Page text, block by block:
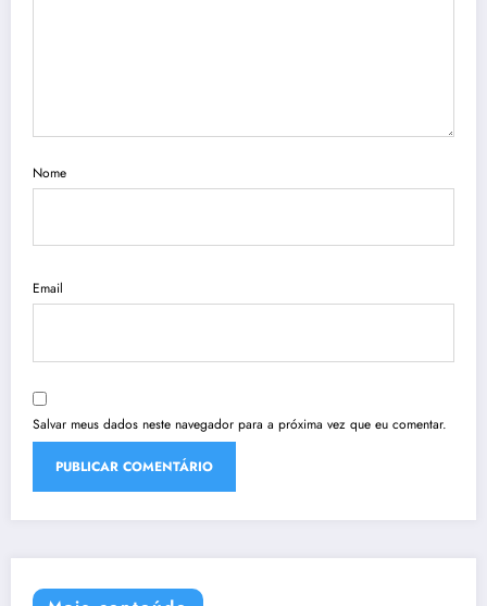
Nome
Email
Salvar meus dados neste navegador para a próxima vez que eu comentar.